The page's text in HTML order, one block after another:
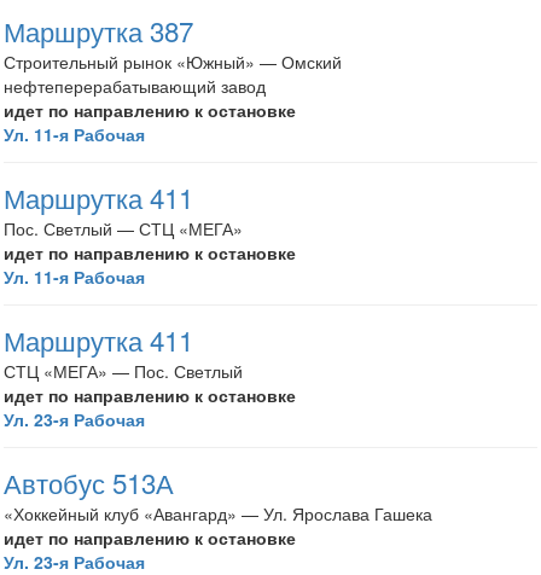
Маршрутка 387
Строительный рынок «Южный» — Омский
нефтеперерабатывающий завод
идет по направлению к остановке
Ул. 11-я Рабочая
Маршрутка 411
Пос. Светлый — СТЦ «МЕГА»
идет по направлению к остановке
Ул. 11-я Рабочая
Маршрутка 411
СТЦ «МЕГА» — Пос. Светлый
идет по направлению к остановке
Ул. 23-я Рабочая
Автобус 513А
«Хоккейный клуб «Авангард» — Ул. Ярослава Гашека
идет по направлению к остановке
Ул. 23-я Рабочая